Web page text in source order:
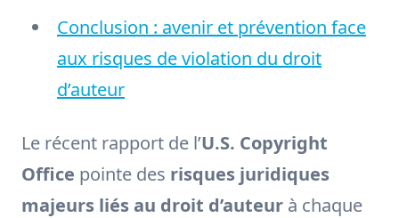
Conclusion : avenir et prévention face
aux risques de violation du droit
d’auteur
Le récent rapport de l’U.S. Copyright
Office pointe des risques juridiques
majeurs liés au droit d’auteur à chaque